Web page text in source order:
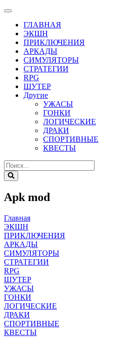
ГЛАВНАЯ
ЭКШН
ПРИКЛЮЧЕНИЯ
АРКАДЫ
СИМУЛЯТОРЫ
СТРАТЕГИИ
RPG
ШУТЕР
Другие
УЖАСЫ
ГОНКИ
ЛОГИЧЕСКИЕ
ДРАКИ
СПОРТИВНЫЕ
КВЕСТЫ
Apk mod
Главная
ЭКШН
ПРИКЛЮЧЕНИЯ
АРКАДЫ
СИМУЛЯТОРЫ
СТРАТЕГИИ
RPG
ШУТЕР
УЖАСЫ
ГОНКИ
ЛОГИЧЕСКИЕ
ДРАКИ
СПОРТИВНЫЕ
КВЕСТЫ